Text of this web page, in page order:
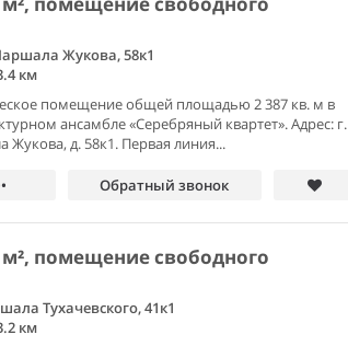
Жукова, 58к1
км
помещение общей площадью 2 387 кв. м в
ансамбле «Серебряный квартет». Адрес: г.
д. 58к1. Первая линия...
Обратный звонок
помещение свободного
Тухачевского, 41к1
км